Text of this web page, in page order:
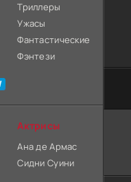
Триллеры
Ужасы
Фантастические
Фэнтези
Актрисы
Ана де Армас
Сидни Суини